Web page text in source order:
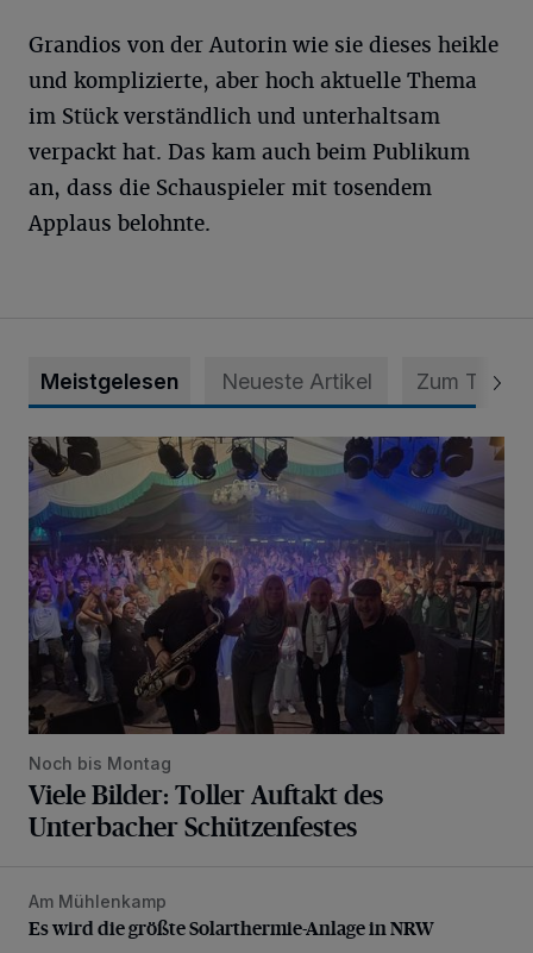
Grandios von der Autorin wie sie dieses heikle
und komplizierte, aber hoch aktuelle Thema
im Stück verständlich und unterhaltsam
verpackt hat. Das kam auch beim Publikum
an, dass die Schauspieler mit tosendem
Applaus belohnte.
Meistgelesen Neueste Artikel Zum Thema
Viele Bilder: Toller Auftakt des Unterbacher
Noch bis Montag
Viele Bilder: Toller Auftakt des
Unterbacher Schützenfestes
Es wird die größte Solarthermie-Anlage in NRW
Am Mühlenkamp
Es wird die größte Solarthermie-Anlage in NRW